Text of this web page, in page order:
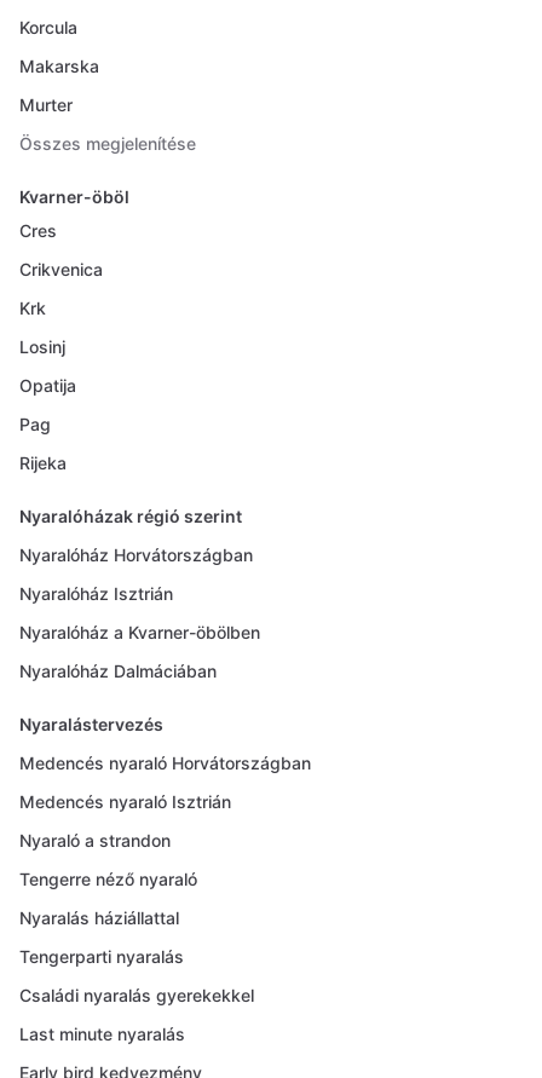
Korcula
Makarska
Murter
Összes megjelenítése
Kvarner-öböl
Cres
Crikvenica
Krk
Losinj
Opatija
Pag
Rijeka
Nyaralóházak régió szerint
Nyaralóház Horvátországban
Nyaralóház Isztrián
Nyaralóház a Kvarner-öbölben
Nyaralóház Dalmáciában
Nyaralástervezés
Medencés nyaraló Horvátországban
Medencés nyaraló Isztrián
Nyaraló a strandon
Tengerre néző nyaraló
Nyaralás háziállattal
Tengerparti nyaralás
Családi nyaralás gyerekekkel
Last minute nyaralás
Early bird kedvezmény